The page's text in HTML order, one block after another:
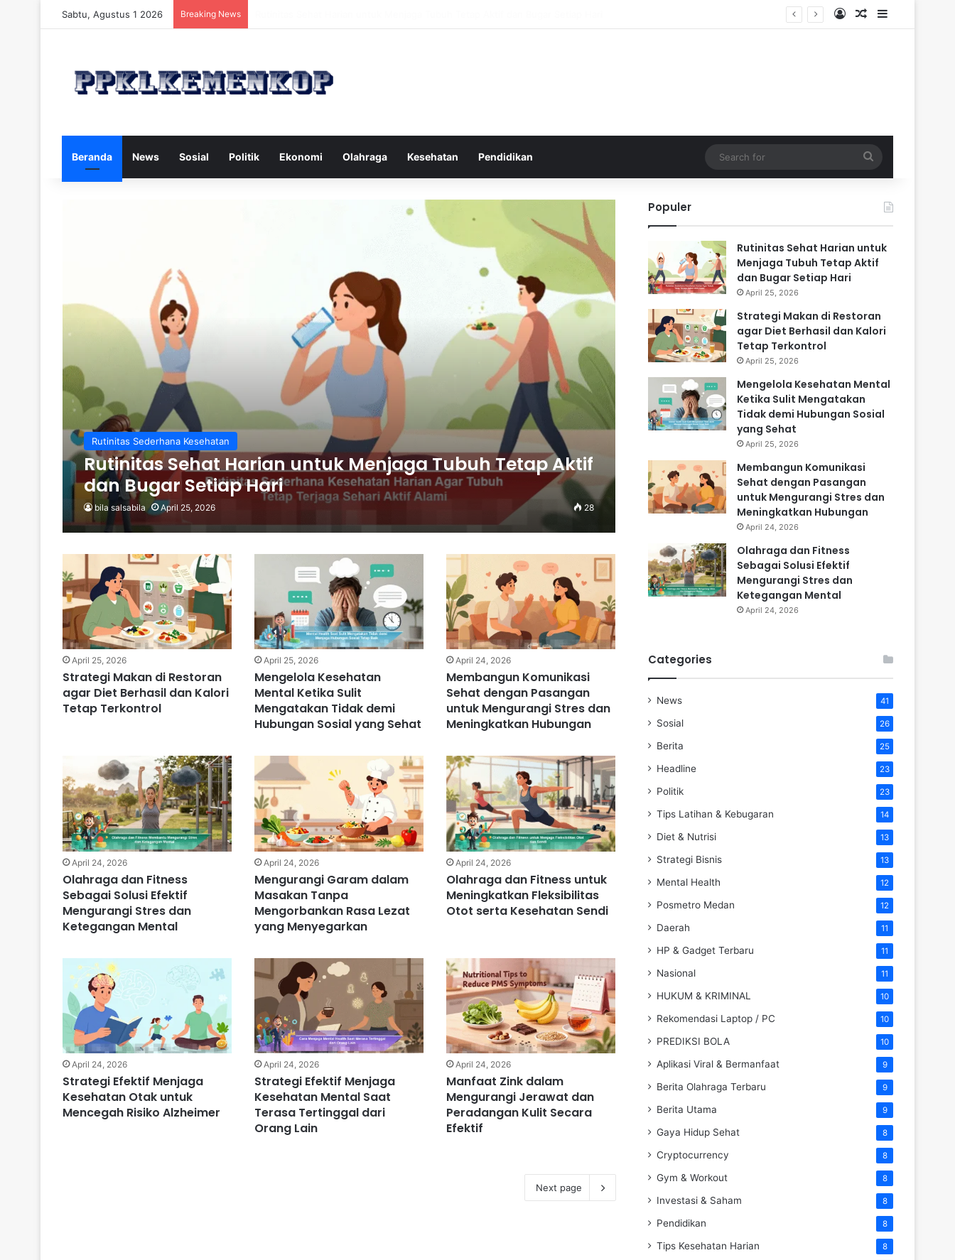
Sabtu, Agustus 1 2026 Breaking News Log InRandom Article
Sidebar
Beranda News Sosial Politik Ekonomi Olahraga Kesehatan Pendidikan
for
Rutinitas Sederhana Kesehatan
Rutinitas Sehat Harian untuk Menjaga Tubuh Tetap Aktif
dan Bugar Setiap Hari
bila salsabila April 25, 2026 28
April 25, 2026
Strategi Makan di Restoran
agar Diet Berhasil dan Kalori
Tetap Terkontrol
April 25, 2026
Mengelola Kesehatan
Mental Ketika Sulit
Mengatakan Tidak demi
Hubungan Sosial yang Sehat
April 24, 2026
Membangun Komunikasi
Sehat dengan Pasangan
untuk Mengurangi Stres dan
Meningkatkan Hubungan
April 24, 2026
Olahraga dan Fitness
Sebagai Solusi Efektif
Mengurangi Stres dan
Ketegangan Mental
April 24, 2026
Mengurangi Garam dalam
Masakan Tanpa
Mengorbankan Rasa Lezat
yang Menyegarkan
April 24, 2026
Olahraga dan Fitness untuk
Meningkatkan Fleksibilitas
Otot serta Kesehatan Sendi
April 24, 2026
Strategi Efektif Menjaga
Kesehatan Otak untuk
Mencegah Risiko Alzheimer
April 24, 2026
Strategi Efektif Menjaga
Kesehatan Mental Saat
Terasa Tertinggal dari
Orang Lain
April 24, 2026
Manfaat Zink dalam
Mengurangi Jerawat dan
Peradangan Kulit Secara
Efektif
Next page
Populer
Rutinitas Sehat Harian untuk
Menjaga Tubuh Tetap Aktif
dan Bugar Setiap Hari
April 25, 2026
Strategi Makan di Restoran
agar Diet Berhasil dan Kalori
Tetap Terkontrol
April 25, 2026
Mengelola Kesehatan Mental
Ketika Sulit Mengatakan
Tidak demi Hubungan Sosial
yang Sehat
April 25, 2026
Membangun Komunikasi
Sehat dengan Pasangan
untuk Mengurangi Stres dan
Meningkatkan Hubungan
April 24, 2026
Olahraga dan Fitness
Sebagai Solusi Efektif
Mengurangi Stres dan
Ketegangan Mental
April 24, 2026
Categories
News 41
Sosial 26
Berita 25
Headline 23
Politik 23
Tips Latihan & Kebugaran 14
Diet & Nutrisi 13
Strategi Bisnis 13
Mental Health 12
Posmetro Medan 12
Daerah 11
HP & Gadget Terbaru 11
Nasional 11
HUKUM & KRIMINAL 10
Rekomendasi Laptop / PC 10
PREDIKSI BOLA 10
Aplikasi Viral & Bermanfaat 9
Berita Olahraga Terbaru 9
Berita Utama 9
Gaya Hidup Sehat 8
Cryptocurrency 8
Gym & Workout 8
Investasi & Saham 8
Pendidikan 8
Tips Kesehatan Harian 8